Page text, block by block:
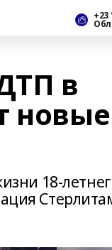
+23
в
18-